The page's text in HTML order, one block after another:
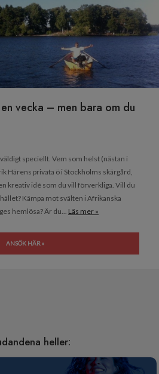
vecka – men bara om du
speciellt. Vem som helst (nästan i
Härens privata ö i Stockholms skärgård,
kreativ idé som du vill förverkliga. Vill du
Kämpa mot svälten i Afrikanska
hemlösa? Är du... Läs mer »
ANSÖK HÄR »
heller: